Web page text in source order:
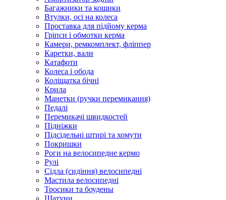
Багажники та кошики
Втулки, осі на колеса
Проставка для підйому керма
Гріпси і обмотки керма
Камери, ремкомплект, фліппер
Каретки, вали
Катафоти
Колеса і обода
Коліщатка бічні
Крила
Манетки (ручки перемикання)
Педалі
Перемикачі швидкостей
Підніжки
Підсідельні штирі та хомути
Покришки
Роги на велосипедне кермо
Рулі
Сідла (сидіння) велосипедні
Мастила велосипедні
Тросики та боудены